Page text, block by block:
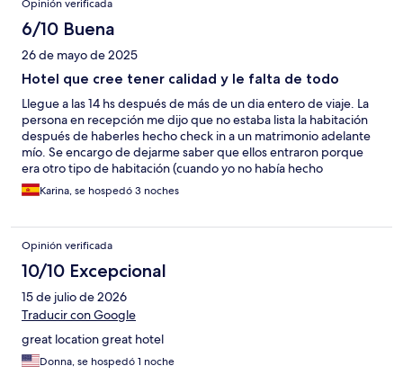
Opinión verificada
6/10 Buena
26 de mayo de 2025
Hotel que cree tener calidad y le falta de todo
Llegue a las 14 hs después de más de un dia entero de viaje. La
persona en recepción me dijo que no estaba lista la habitación
después de haberles hecho check in a un matrimonio adelante
mío. Se encargo de dejarme saber que ellos entraron porque
era otro tipo de habitación (cuando yo no había hecho
referencia a eso en ningún momento). Le dije: vuelvo a las 15 hs
entonces... no, después, me dijo. Cómo después, si el check-in
ordinario. Una vez que pude llegar para bañarme hacia la noche,
encuentro que no hay jabón en la ducha (con lo cansada que
estaba) Tuve que llamar repetidas veces para que vinieran y
hasta tuve que bajar . Cuando llegaron se habian equivocado de
jabón y tardaron otro rato largo para traer el correcto. Creo que
manejan más gente de lo que pueden acaparar.
Karina, se hospedó 3 noches
Opinión verificada
10/10 Excepcional
15 de julio de 2026
Traducir con Google
great location great hotel
Donna, se hospedó 1 noche